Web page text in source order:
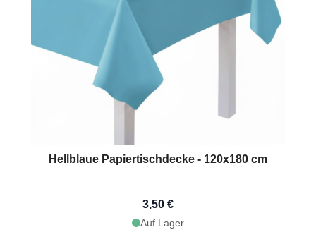
Hellblaue Papiertischdecke - 120x180 cm
3,50 €
Auf Lager